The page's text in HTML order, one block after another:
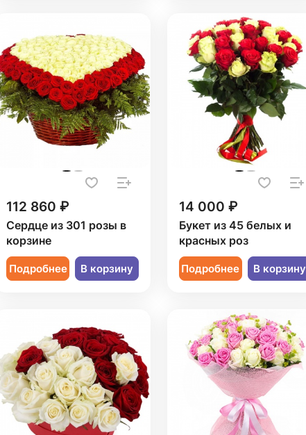
112 860 ₽
Сердце из 301 розы в
корзине
Подробнее В корзину
14 000 ₽
Букет из 45 белых и
красных роз
Подробнее В корзину